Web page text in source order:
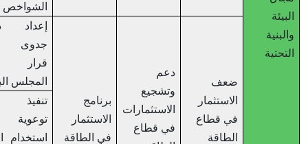
الشواخص
الاستثمار
في قطاع
وتشجيع
الاستثمارات
في قطاع
برنامج
الاستثمار
في الطاقة
إعداد دراسة
جدوى وتبني
قرار من
المجلس البلدي
تنفيذ برامج
توعوية حول
استخدام الطاقة